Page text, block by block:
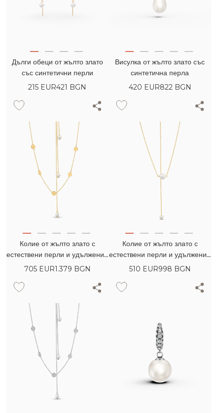
Дълги обеци от жълто злато
със синтетични перли
215 EUR421 BGN
Висулка от жълто злато със
синтетична перла
420 EUR822 BGN
Колие от жълто злато с
естествени перли и удължения
на гърба
705 EUR1.379 BGN
Колие от жълто злато с
естествени перли и удължение
на гърба
510 EUR998 BGN